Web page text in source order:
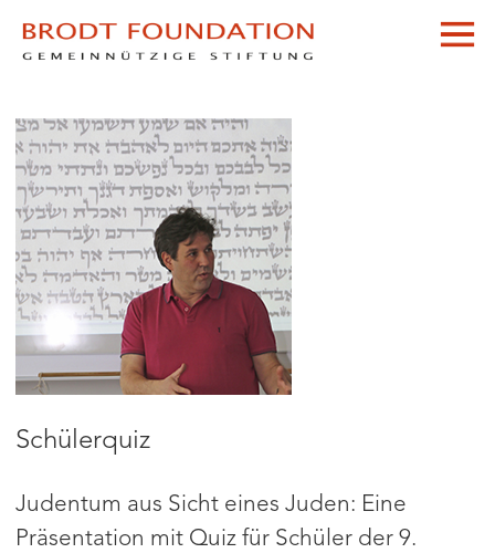
Schülerquiz
Judentum aus Sicht eines Juden: Eine
Präsentation mit Quiz für Schüler der 9.